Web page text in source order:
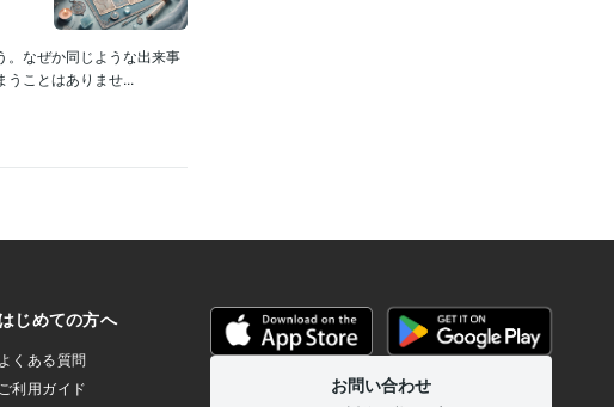
。なぜか同じような出来事
ことはありませ...